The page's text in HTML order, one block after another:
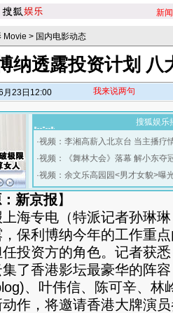
新闻
Movie > 国内电影动态
纳透露投资计划 八
月23日12:00 我来说两句
搜狐娱乐
·视频：李湘高薪入北京台 当主播疗
·视频：《舞林大会》落幕 解小东夺
·视频：余文乐高园园<男才女貌>曝
新京报】
专电（特派记者孙琳琳
保利博纳今年的工作重
投资方的角色。记者获
了香港影坛最豪华的阵
、叶伟信、陈可辛、林
作，将邀请香港大牌演